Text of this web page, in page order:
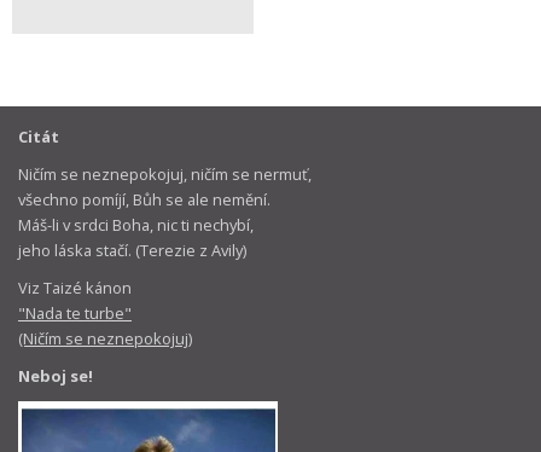
Citát
Ničím se neznepokojuj, ničím se nermuť,
všechno pomíjí, Bůh se ale nemění.
Máš-li v srdci Boha, nic ti nechybí,
jeho láska stačí. (Terezie z Avily)
Viz Taizé kánon
"Nada te turbe"
(Ničím se neznepokojuj)
Neboj se!